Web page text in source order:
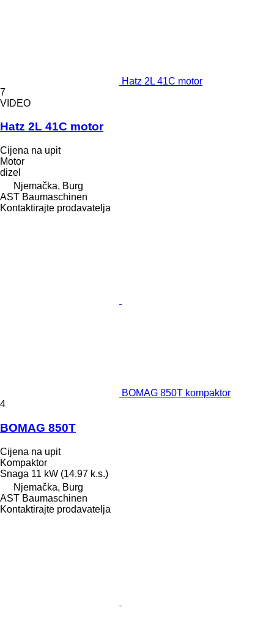
Hatz 2L 41C motor
7
VIDEO
Hatz 2L 41C motor
Cijena na upit
Motor
dizel
Njemačka, Burg
AST Baumaschinen
Kontaktirajte prodavatelja
BOMAG 850T kompaktor
4
BOMAG 850T
Cijena na upit
Kompaktor
Snaga 11 kW (14.97 k.s.)
Njemačka, Burg
AST Baumaschinen
Kontaktirajte prodavatelja